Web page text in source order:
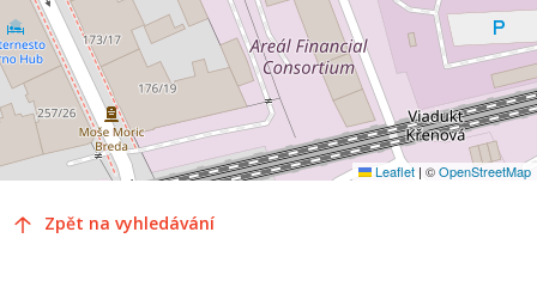
Leaflet | ©OpenStreetMap
Zpět na vyhledávání